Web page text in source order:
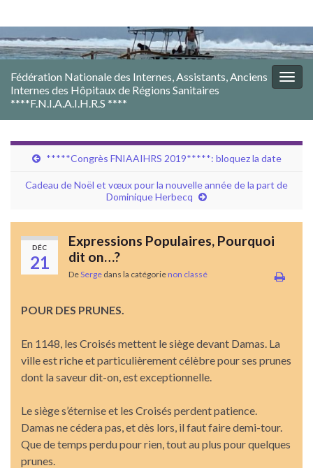
Fédération Nationale des Internes, Assistants, Anciens
Internes des Hôpitaux de Régions Sanitaires
****F.N.I.A.A.I.H.R.S ****
*****Congrès FNIAAIHRS 2019*****: bloquez la date
Cadeau de Noël et vœux pour la nouvelle année de la part de
Dominique Herbecq
DÉC
21
Expressions Populaires, Pourquoi
dit on…?
DeSerge dans la catégorie non classé
POUR DES PRUNES.
En 1148, les Croisés mettent le siège devant Damas. La
ville est riche et particulièrement célèbre pour ses prunes
dont la saveur dit-on, est exceptionnelle.
Le siège s’éternise et les Croisés perdent patience.
Damas ne cédera pas, et dès lors, il faut faire demi-tour.
Que de temps perdu pour rien, tout au plus pour quelques
prunes.